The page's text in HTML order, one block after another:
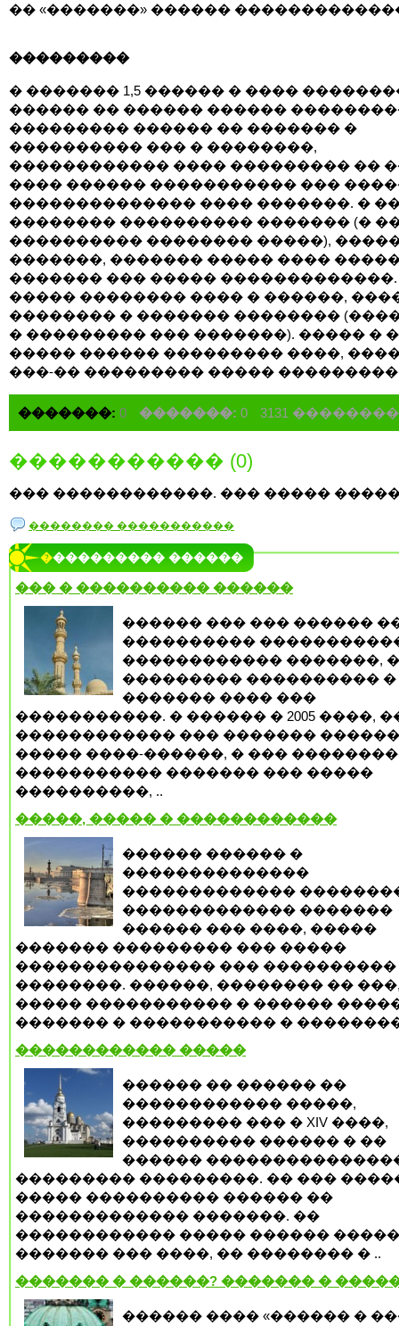
�� «�������» ������
���������
� ������� 1,5 ������ � ����
������ �� ������ ������
��������� ������ �� ������� �
���������� ��� � ��������,
������������ ���� ��������� ��
���� ������ ����������� ���
�������������� ���� �������. �
�������� ���������� ������� (�
���������� �������� �����),
�������, ������� ����� ����
������� ��� �����
����� �������� ���� � ������,
�������� � ������� ��������
� ��������� ��� �������). ����� �
����� ������ ��������� ����,
���-�� ��������� �����
�������: 0 �������: 0 3131 ��������
����������� (0)
��� ������������. ��� �����
�������� �����������
���������� ������
��� � ���������� ������
������ ��� ��� ������
����������
������������ �������,
��������� ���������� �
������� ���� ���
�����������. � ������ � 2005 ����,
������������ ��� ������� ������
����� ����-������, � ���
����������� ������� ��� �����
����������, ..
�����, ����� � ������������
������ ������ �
��������������
�������������
������������� �������
������ ��� ����, �����
������� ��������� ��� �����
��������������� ��� ����������
��������. ������, �������� ��
����� ����������� � ������
������� � ����������� � ��������
������������ �����
������ �� ������ ��
������������ �����,
��������� ��� � XIV ����,
���������� ������ � ��
������
��������� ���������. �� ���
����� ���������� ������ ��
������������� �������. ��
������������ ����� ������
������� ��� ����, �� �������� � ..
������� � ������? ������� �
������ ���� «������ �